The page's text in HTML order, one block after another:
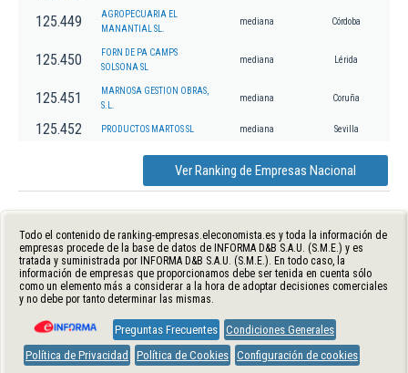
125.449
AGROPECUARIA EL
MANANTIAL SL.
mediana Córdoba
125.450
FORN DE PA CAMPS
SOLSONA SL
mediana Lérida
125.451
MARNOSA GESTION OBRAS,
S.L.
mediana Coruña
125.452 PRODUCTOS MARTOS SL mediana Sevilla
Ver Ranking de Empresas Nacional
Todo el contenido de ranking-empresas.eleconomista.es y toda la información de
empresas procede de la base de datos de INFORMA D&B S.A.U. (S.M.E.) y es
tratada y suministrada por INFORMA D&B S.A.U. (S.M.E.). En todo caso, la
información de empresas que proporcionamos debe ser tenida en cuenta sólo
como un elemento más a considerar a la hora de adoptar decisiones comerciales
y no debe por tanto determinar las mismas.
Preguntas Frecuentes Condiciones Generales
Política de Privacidad
Política de Cookies Configuración de cookies